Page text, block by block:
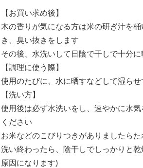
【お買い求め後】
木の香りが気になる方は米の研ぎ汁を
き、臭い抜きをします
その後、水洗いして日陰で干しで十分
【調理に使う際】
使用のたびに、水に晒すなどして湿ら
【洗い方】
使用後は必ず水洗いをし、速やかに水
ください
お米などのこびりつきがありましたら
洗い終わったら、陰干しでしっかりと
原因になります)